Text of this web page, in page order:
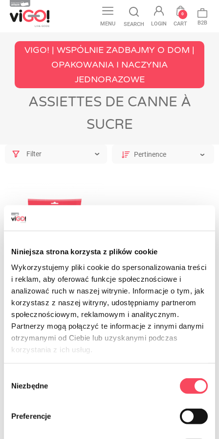
Niniejsza strona korzysta z plików cookie
Wykorzystujemy pliki cookie do spersonalizowania treści
i reklam, aby oferować funkcje społecznościowe i
analizować ruch w naszej witrynie. Informacje o tym, jak
korzystasz z naszej witryny, udostępniamy partnerom
społecznościowym, reklamowym i analitycznym.
Partnerzy mogą połączyć te informacje z innymi danymi
otrzymanymi od Ciebie lub uzyskanymi podczas
korzystania z ich usług.
zgody
Niezbędne
Preferencje
MENU SEARCH LOGIN CART
0
B2B
VIGO! | WSPÓLNIE ZADBAJMY O DOM |
OPAKOWANIA I NACZYNIA
JEDNORAZOWE
ASSIETTES DE CANNE À
SUCRE
Filter
7316020
viGO! Assiettes en canne à sucre Bio,
carrées, 20x20cm, 6 pièces
6,99 złbrut